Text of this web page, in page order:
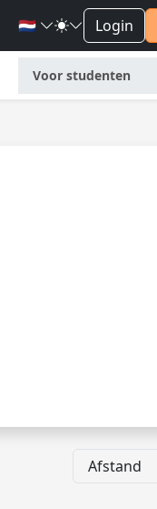
🇳🇱 Login
Voor studenten